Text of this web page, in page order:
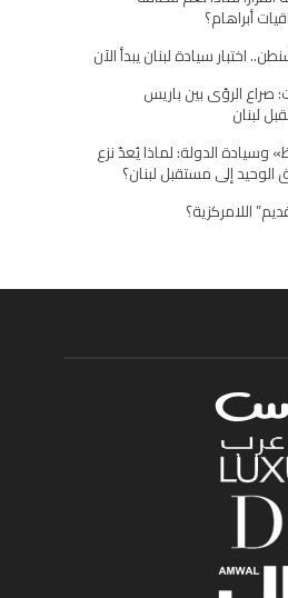
أبراهام؟
اختبار سيادة لبنان يبدأ الآن
الرؤى بين باريس
لبنان
وسيادة الدولة: لماذا يُعدّ نزع
الوحيد إلى مستقبل لبنان؟
اللامركزية؟